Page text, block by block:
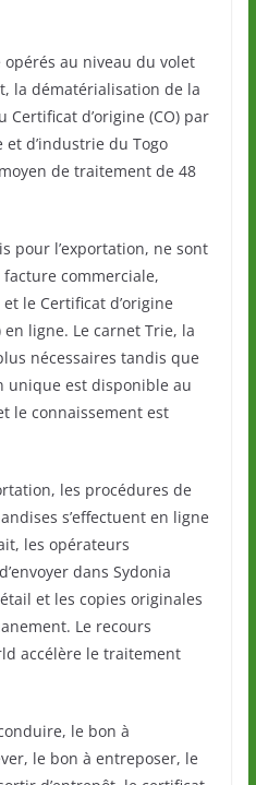
au niveau du volet
la dématérialisation de la
d’origine (CO) par
d’industrie du Togo
de traitement de 48
pour l’exportation, ne sont
commerciale,
le Certificat d’origine
ligne. Le carnet Trie, la
nécessaires tandis que
unique est disponible au
le connaissement est
les procédures de
s’effectuent en ligne
les opérateurs
dans Sydonia
et les copies originales
Le recours
accélère le traitement
le bon à
le bon à entreposer, le